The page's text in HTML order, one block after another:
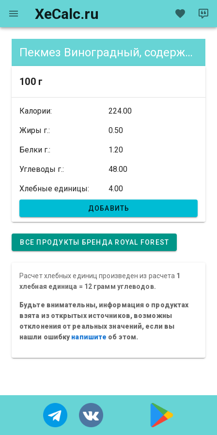
XeCalc.ru
Пекмез Виноградный, содержание XE
100 г
Калории: 224.00
Жиры г.: 0.50
Белки г.: 1.20
Углеводы г.: 48.00
Хлебные единицы: 4.00
ДОБАВИТЬ
ВСЕ ПРОДУКТЫ БРЕНДА ROYAL FOREST
Расчет хлебных единиц произведен из расчета 1
хлебная единица = 12 грамм углеводов.
Будьте внимательны, информация о продуктах
взята из открытых источников, возможны
отклонения от реальных значений, если вы
нашли ошибкунапишите об этом.